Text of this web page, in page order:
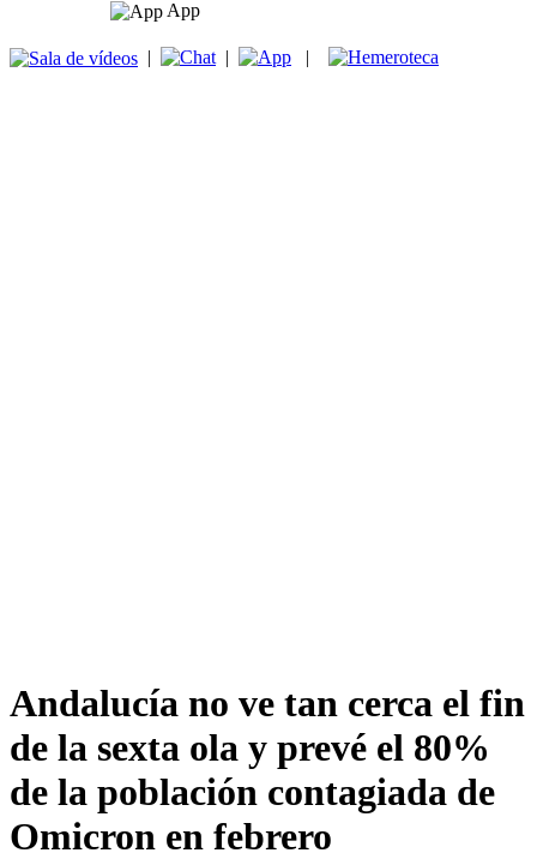
App
| | |
Andalucía no ve tan cerca el fin
de la sexta ola y prevé el 80%
de la población contagiada de
Omicron en febrero